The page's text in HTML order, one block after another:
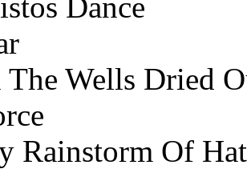
The Wells Dried
Rainstorm Of